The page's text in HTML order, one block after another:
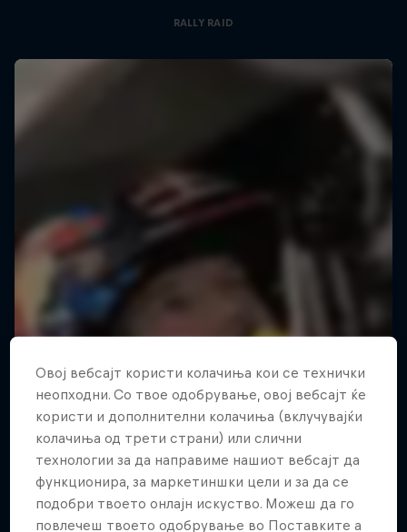
RALLY RAID
Овој вебсајт користи колачиња кои се технички
неопходни. Со твое одобрување, овој вебсајт ќе
користи и дополнителни колачиња (вклучувајќи
колачиња од трети страни) или слични
технологии за да направиме нашиот вебсајт да
функционира, за маркетиншки цели и за да се
подобри твоето онлајн искуство. Можеш да го
повлечеш твоето одобрување во Поставките а